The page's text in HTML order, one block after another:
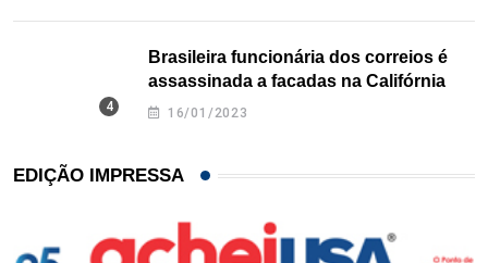
Brasileira funcionária dos correios é
assassinada a facadas na Califórnia
16/01/2023
EDIÇÃO IMPRESSA